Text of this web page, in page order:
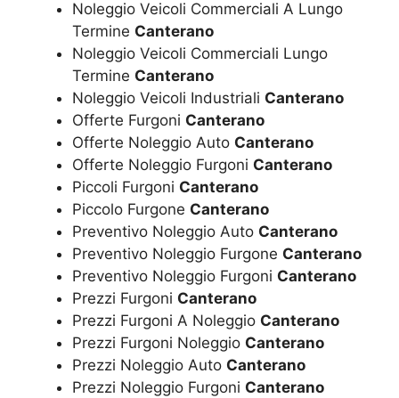
Noleggio Veicoli Commerciali A Lungo
Termine Canterano
Noleggio Veicoli Commerciali Lungo
Termine Canterano
Noleggio Veicoli Industriali Canterano
Offerte Furgoni Canterano
Offerte Noleggio Auto Canterano
Offerte Noleggio Furgoni Canterano
Piccoli Furgoni Canterano
Piccolo Furgone Canterano
Preventivo Noleggio Auto Canterano
Preventivo Noleggio Furgone Canterano
Preventivo Noleggio Furgoni Canterano
Prezzi Furgoni Canterano
Prezzi Furgoni A Noleggio Canterano
Prezzi Furgoni Noleggio Canterano
Prezzi Noleggio Auto Canterano
Prezzi Noleggio Furgoni Canterano